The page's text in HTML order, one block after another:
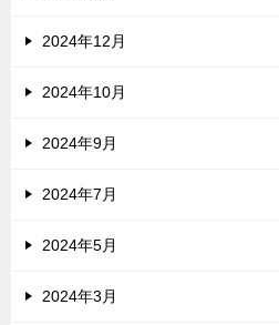
2024年12月
2024年10月
2024年9月
2024年7月
2024年5月
2024年3月